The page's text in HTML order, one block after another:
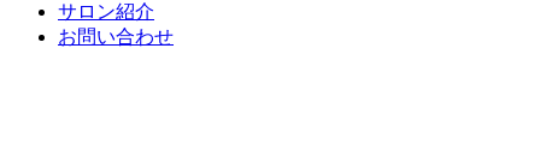
サロン紹介
お問い合わせ